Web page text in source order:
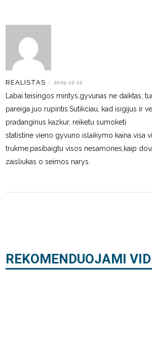
REALISTAS | 2025-12-12
Labai teisingos mintys,gyvunas ne daiktas,
pareiga juo rupintis.Sutikciau, kad isigijus ir
pradanginus kazkur, reiketu sumoketi
statistine vieno gyvuno islaikymo kaina visa
trukme,pasibaigtu visos nesamones,kaip
zaisliukas o seimos narys.
REKOMENDUOJAMI